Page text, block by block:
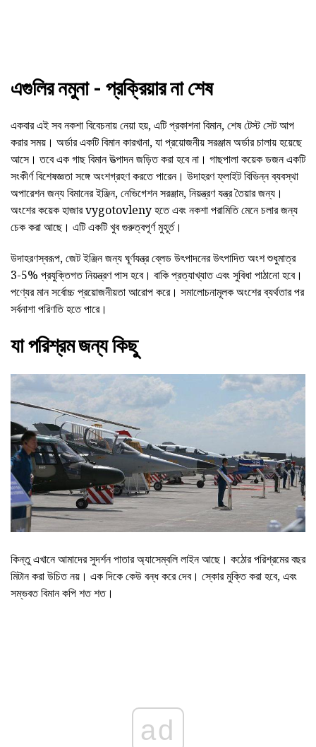
এগুলির নমুনা - প্রক্রিয়ার না শেষ
একবার এই সব নকশা বিবেচনায় নেয়া হয়, এটি প্রকাশনা বিমান, শেষ টেস্ট সেট আপ
করার সময়। অর্ডার একটি বিমান কারখানা, যা প্রয়োজনীয় সরঞ্জাম অর্ডার চালায় হয়েছে
আসে। তবে এক গাছ বিমান উত্পাদন জড়িত করা হবে না। গাছপালা কয়েক ডজন একটি
সংকীর্ণ বিশেষজ্ঞতা সঙ্গে অংশগ্রহণ করতে পারেন। উদাহরণ ফ্লাইট বিভিন্ন ব্যবস্থা
অপারেশন জন্য বিমানের ইঞ্জিন, নেভিগেশন সরঞ্জাম, নিয়ন্ত্রণ যন্ত্র তৈয়ার জন্য।
অংশের কয়েক হাজার vygotovleny হতে এবং নকশা পরামিতি মেনে চলার জন্য
চেক করা আছে। এটি একটি খুব গুরুত্বপূর্ণ মুহূর্ত।
উদাহরণস্বরূপ, জেট ইঞ্জিন জন্য ঘূর্ণযন্ত্র ব্লেড উৎপাদনের উৎপাদিত অংশ শুধুমাত্র
3-5% প্রযুক্তিগত নিয়ন্ত্রণ পাস হবে। বাকি প্রত্যাখ্যাত এবং সুবিধা পাঠানো হবে।
পণ্যের মান সর্বোচ্চ প্রয়োজনীয়তা আরোপ করে। সমালোচনামূলক অংশের ব্যর্থতার পর
সর্বনাশা পরিণতি হতে পারে।
যা পরিশ্রম জন্য কিছু
কিন্তু এখানে আমাদের সুদর্শন পাতার অ্যাসেম্বলি লাইন আছে। কঠোর পরিশ্রমের বছর
মিটান করা উচিত নয়। এক দিকে কেউ বন্ধ করে দেব। স্কোর মুক্তি করা হবে, এবং
সম্ভবত বিমান কপি শত শত।
ad